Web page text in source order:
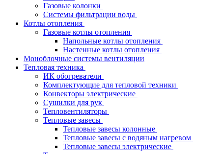
Газовые колонки
Системы фильтрации воды
Котлы отопления
Газовые котлы отопления
Напольные котлы отопления
Настенные котлы отопления
Моноблочные системы вентиляции
Тепловая техника
ИК обогреватели
Комплектующие для тепловой техники
Конвекторы электрические
Сушилки для рук
Тепловентиляторы
Тепловые завесы
Тепловые завесы колонные
Тепловые завесы с водяным нагревом
Тепловые завесы электрические